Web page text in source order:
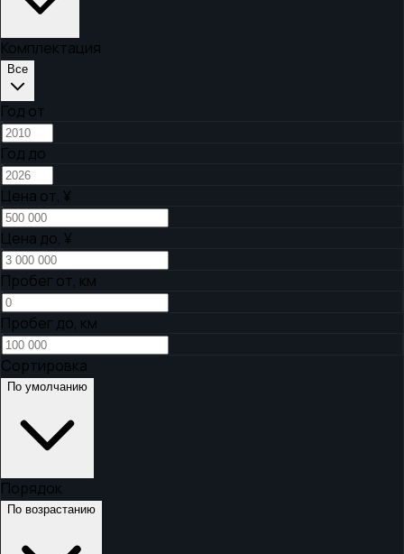
Комплектация
Все
Год от
Год до
Цена от, ¥
Цена до, ¥
Пробег от, км
Пробег до, км
Сортировка
По умолчанию
Порядок
По возрастанию